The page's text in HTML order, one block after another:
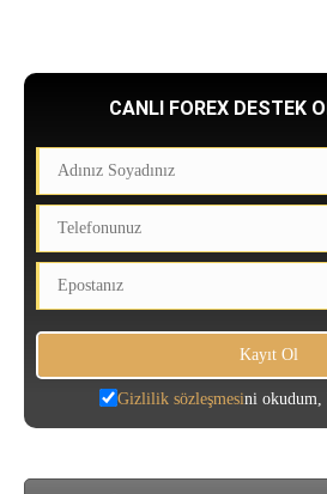
CANLI FOREX DESTEK
Gizlilik sözleşmesini okudum,